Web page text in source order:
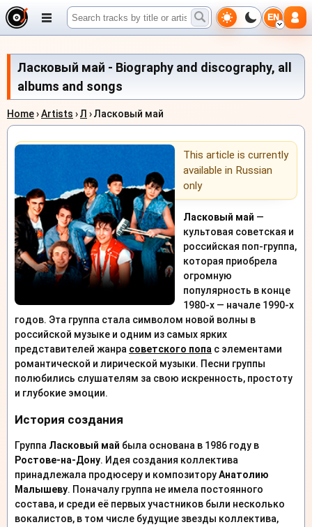
EN
Ласковый май - Biography and discography, all
albums and songs
Home›Artists ›Л › Ласковый май
This article is currently
available in Russian
only
Ласковый май —
культовая советская и
российская поп-группа,
которая приобрела
огромную
популярность в конце
1980-х — начале 1990-х
годов. Эта группа стала символом новой волны в
российской музыке и одним из самых ярких
представителей жанра советского попа с элементами
романтической и лирической музыки. Песни группы
полюбились слушателям за свою искренность, простоту
и глубокие эмоции.
История создания
Группа Ласковый май была основана в 1986 году в
Ростове-на-Дону. Идея создания коллектива
принадлежала продюсеру и композиторуАнатолию
Малышеву. Поначалу группа не имела постоянного
состава, и среди её первых участников были несколько
вокалистов, в том числе будущие звезды коллектива,